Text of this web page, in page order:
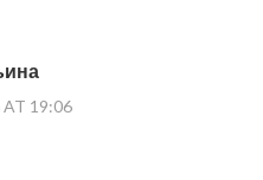
19:06